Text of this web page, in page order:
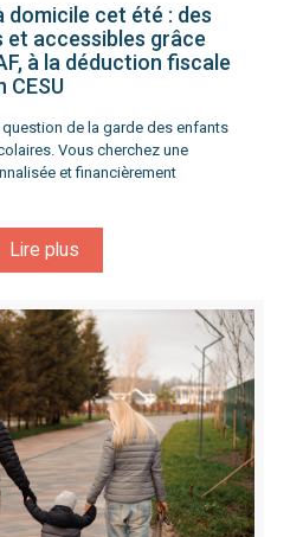
domicile cet été : des
accessibles grâce
à la déduction fiscale
CESU
question de la garde des enfants
Vous cherchez une
et financièrement
Lire plus